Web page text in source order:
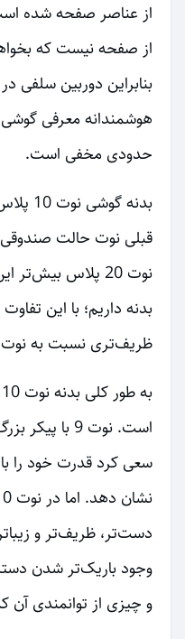
از عناصر صفحه شده
از صفحه نیست که
بنابراین دوربین سلفی
حدودی مخفی است.
بدنه
قبلی نوت حالت
نوت 20 پلاس
بدنه داریم؛ با این
ظریف‌تری نسبت به نوت 9 مجهز است.
است. نوت 9
سعی کرد قدرت خود را
دست‌تر، ظریف‌تر و
وجود باریک‌تر شدن
و چیزی از توانمندی